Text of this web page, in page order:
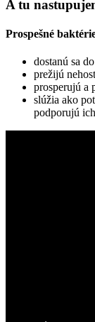
A tu
Prospešné
dostanú sa
prežijú
prosperujú a
slúžia ako
podporujú